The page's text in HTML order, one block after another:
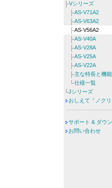
Vシリーズ
AS-V71A2
AS-V63A2
AS-V56A2
AS-V40A
AS-V28A
AS-V25A
AS-V22A
主な特長と機能
仕様一覧
Jシリーズ
おしえて「ノクリ
サポート & ダウ
お問い合わせ